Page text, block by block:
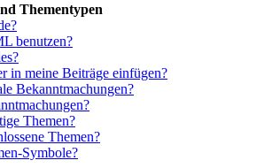
Thementypen
benutzen?
in meine Beiträge einfügen?
Bekanntmachungen?
Themen?
Themen?
Symbole?